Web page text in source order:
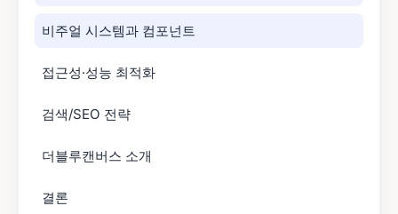
비주얼 시스템과 컴포넌트
접근성·성능 최적화
검색/SEO 전략
더블루캔버스 소개
결론